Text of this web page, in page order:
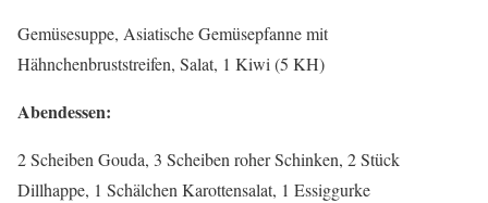
Gemüsesuppe, Asiatische Gemüsepfanne mit
Hähnchenbruststreifen, Salat, 1 Kiwi (5 KH)
Abendessen:
2 Scheiben Gouda, 3 Scheiben roher Schinken, 2 Stück
Dillhappe, 1 Schälchen Karottensalat, 1 Essiggurke